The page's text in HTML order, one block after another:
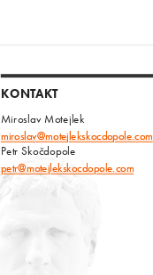
KONTAKT
Miroslav Motejlek
miroslav@motejlekskocdopole.com
Petr Skočdopole
petr@motejlekskocdopole.com